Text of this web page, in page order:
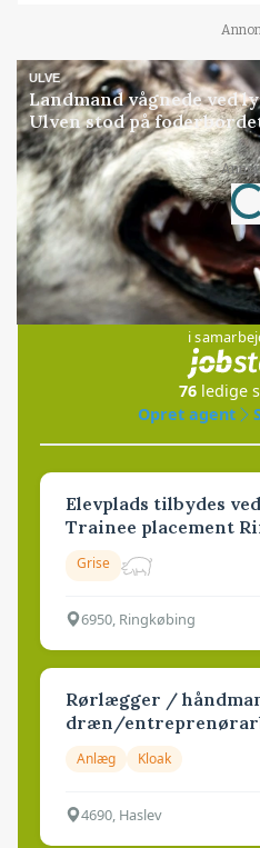
ULVE
Landmand vågnede ved
Ulven stod på
i
76 ledige
Opret agent
Elevplads tilbydes
Trainee placement
Grise
6950, Ringkøbing
Rørlægger /
dræn/
Anlæg Kloak
4690, Haslev